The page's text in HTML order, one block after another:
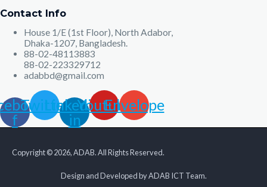
Contact Info
House 1/E (1st Floor), North Adabor,
Dhaka-1207, Bangladesh.
88-02-48113883
88-02-223329712
adabbd@gmail.com
f
TwitterLinkedin-
in
YoutubeEnvelope
Copyright © 2026, ADAB. All Rights Reserved.
Design and Developed by ADAB ICT Team.